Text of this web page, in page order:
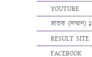
YOUTUBE
স্নাতক (সম্মান)
RESULT SITE
FACEBOOK